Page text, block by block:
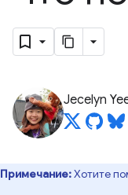
Jecelyn
Примечание:Хотите